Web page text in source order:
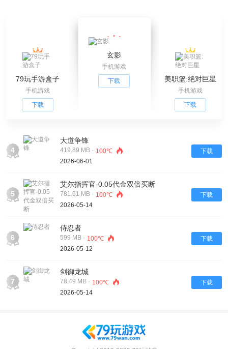
79玩手游盒子
手机游戏
下载
玄影
手机游戏
下载
美职篮:绝对巨星
手机游戏
下载
4
大道争锋
419.89 MB · 100℃
2026-06-01
下载
5
艾尔指挥官-0.05代金双倍买断
781.61 MB · 100℃
2026-05-14
下载
6
侍忍者
599 MB · 100℃
2026-05-12
下载
7
剑御龙城
78.49 MB · 100℃
2026-05-14
下载